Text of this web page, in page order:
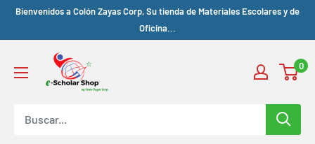
Bienvenidos a Colón Zayas Corp, Su tienda de Materiales Escolares y de
Oficina...
0